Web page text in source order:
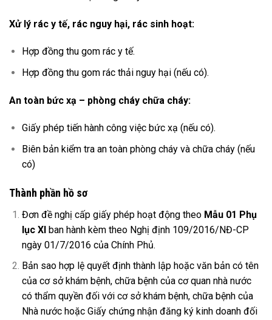
Xử lý rác y tế, rác nguy hại, rác sinh hoạt:
Hợp đồng thu gom rác y tế.
Hợp đồng thu gom rác thải nguy hại (nếu có).
An toàn bức xạ – phòng cháy chữa cháy:
Giấy phép tiến hành công việc bức xạ (nếu có).
Biên bản kiểm tra an toàn phòng cháy và chữa cháy (nếu
có)
Thành phần hồ sơ
Đơn đề nghị cấp giấy phép hoạt động theo Mẫu 01 Phụ
lục XIban hành kèm theo Nghị định 109/2016/NĐ-CP
ngày 01/7/2016 của Chính Phủ.
Bản sao hợp lệ quyết định thành lập hoặc văn bản có tên
của cơ sở khám bệnh, chữa bệnh của cơ quan nhà nước
có thẩm quyền đối với cơ sở khám bệnh, chữa bệnh của
Nhà nước hoặc Giấy chứng nhận đăng ký kinh doanh đối